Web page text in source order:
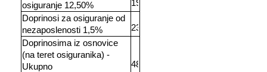
osiguranje 12,50%
Doprinosi za osiguranje od
nezaposlenosti 1,5%
Doprinosima iz osnovice
(na teret osiguranika) -
Ukupno